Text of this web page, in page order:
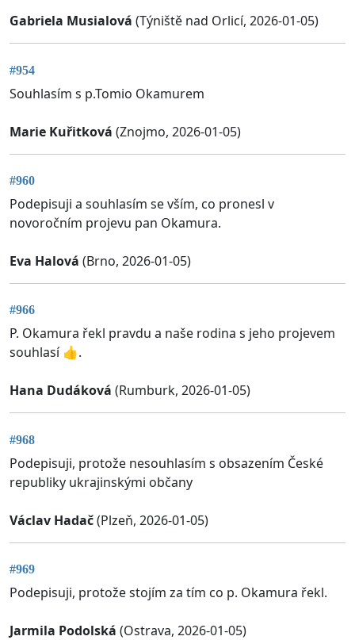
Gabriela Musialová (Týniště nad Orlicí, 2026-01-05)
#954
Souhlasím s p.Tomio Okamurem
Marie Kuřitková (Znojmo, 2026-01-05)
#960
Podepisuji a souhlasím se vším, co pronesl v
novoročním projevu pan Okamura.
Eva Halová (Brno, 2026-01-05)
#966
P. Okamura řekl pravdu a naše rodina s jeho projevem
souhlasí 👍.
Hana Dudáková (Rumburk, 2026-01-05)
#968
Podepisuji, protože nesouhlasím s obsazením České
republiky ukrajinskými občany
Václav Hadač(Plzeň, 2026-01-05)
#969
Podepisuji, protože stojím za tím co p. Okamura řekl.
Jarmila Podolská (Ostrava, 2026-01-05)